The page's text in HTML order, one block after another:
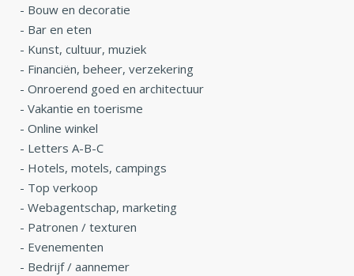
- Bouw en decoratie
- Bar en eten
- Kunst, cultuur, muziek
- Financiën, beheer, verzekering
- Onroerend goed en architectuur
- Vakantie en toerisme
- Online winkel
- Letters A-B-C
- Hotels, motels, campings
- Top verkoop
- Webagentschap, marketing
- Patronen / texturen
- Evenementen
- Bedrijf / aannemer